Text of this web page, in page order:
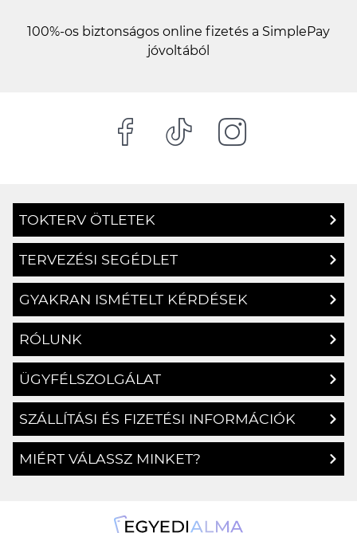
jóvoltából
TOKTERV ÖTLETEK
TERVEZÉSI SEGÉDLET
GYAKRAN ISMÉTELT KÉRDÉSEK
RÓLUNK
ÜGYFÉLSZOLGÁLAT
SZÁLLÍTÁSI ÉS FIZETÉSI INFORMÁCIÓK
MIÉRT VÁLASSZ MINKET?